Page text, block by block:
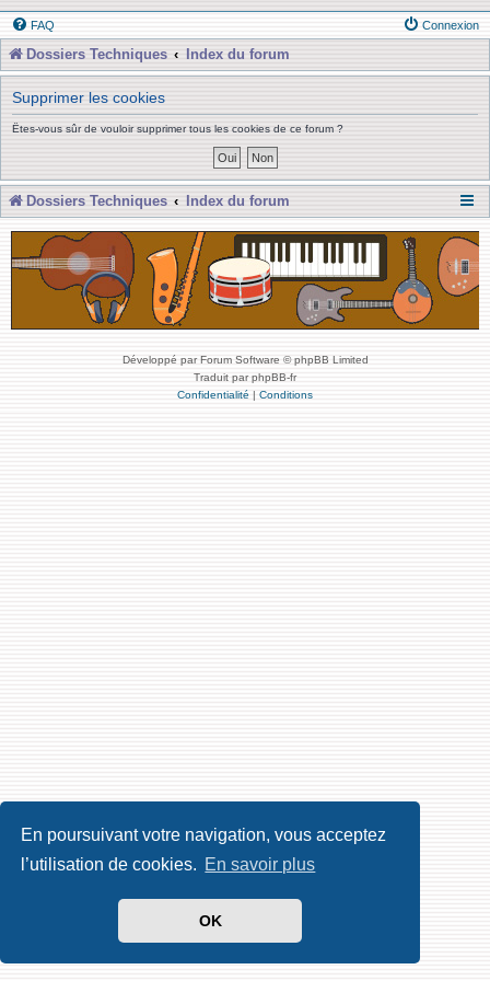
En poursuivant votre navigation, vous acceptez
l’utilisation de cookies. En savoir plus
OK
FAQ Connexion
Dossiers Techniques Index du forum
Supprimer les cookies
Êtes-vous sûr de vouloir supprimer tous les cookies de ce forum ?
Dossiers Techniques Index du forum
Développé par Forum Software © phpBB Limited
Traduit par phpBB-fr
Confidentialité | Conditions